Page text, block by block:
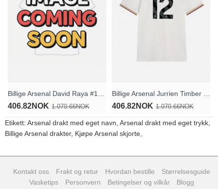
406.82NOK 1.070.66NOK 406.82NOK 1.070.66NOK
Etikett: Arsenal drakt med eget navn Arsenal drakt med eget trykk
Billige Arsenal drakter, Kjøpe Arsenal skjorte
Kontakt oss Frakt og retur Hvordan bestille
Størrelsesguide
Vasketips
Personvern Betingelser og vilkår Blogg